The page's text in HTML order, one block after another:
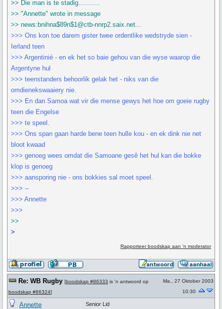
>> Die man is te stadig...........
>> "Annette" wrote in message
>> news:bnihna$89n$1@ctb-nnrp2.saix.net...
>>> Ons kon toe darem gister twee ordentlike wedstryde sien -
Ierland teen
>>> Argentinié - en ek het so baie gehou van die wyse waarop die
Argentyne hul
>>> teenstanders behoorlik gelak het - niks van die
omdienekswaaiery nie.
>>> En dan Samoa wat vir die mense gewys het hoe om goeie rugby
teen die Engelse
>>> te speel.
>>> Ons span gaan harde bene teen hulle kou - en ek dink nie net
bloot kwaad
>>> genoeg wees omdat die Samoane gesê het hul kan die bokke
klop is genoeg
>>> aansporing nie - ons bokkies sal moet speel.
>>> --
>>> Annette
>>>
>>
>
Rapporteer boodskap aan 'n moderator
Re: WB Rugby [boodskap #86333 is 'n antwoord op
boodskap #86324]
Ma., 27 Oktober 2003
10:30
Annette Senior Lid